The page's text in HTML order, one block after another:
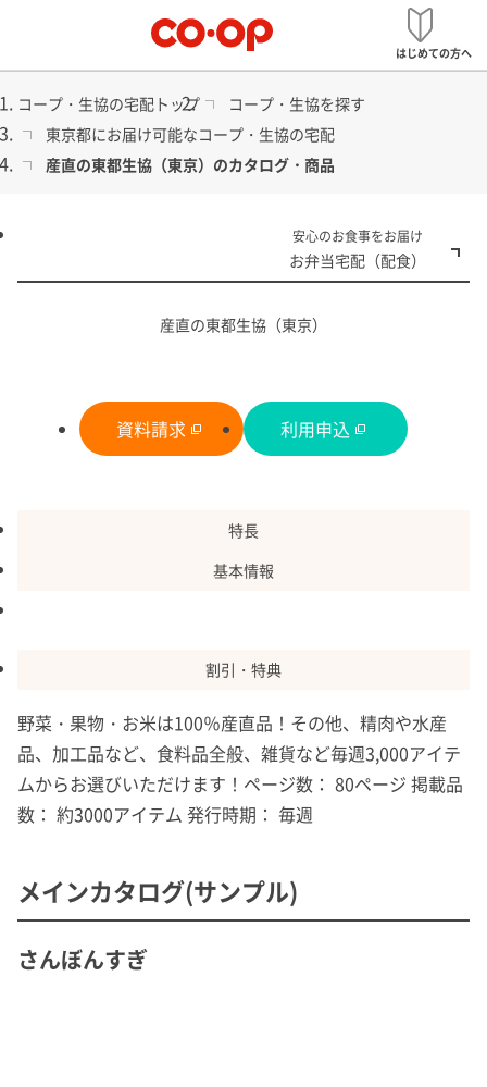
ュ
はじめての方へ
コープ・生協の宅配トップ
コープ・生協を探す
東京都にお届け可能なコープ・生協の宅配
産直の東都生協（東京）のカタログ・商品
安心のお食事をお届け
お弁当宅配（配食）
産直の東都生協（東京）
資料請求 利用申込
特長
基本情報
割引・特典
野菜・果物・お米は100％産直品！その他、精肉や水産
品、加工品など、食料品全般、雑貨など毎週3,000アイテ
ムからお選びいただけます！ページ数： 80ページ 掲載品
数： 約3000アイテム 発行時期： 毎週
メインカタログ(サンプル)
さんぼんすぎ